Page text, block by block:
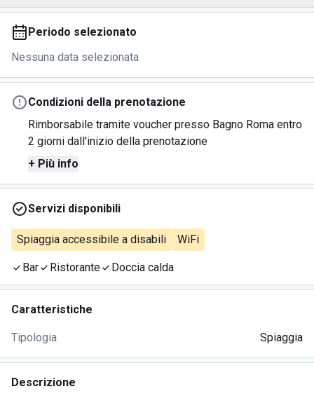
Periodo selezionato
Nessuna data selezionata
Condizioni della prenotazione
Rimborsabile tramite voucher presso Bagno Roma entro
2 giorni dall'inizio della prenotazione
+ Più info
Servizi disponibili
Spiaggia accessibile a disabili WiFi
Bar Ristorante Doccia calda
Caratteristiche
Tipologia Spiaggia
Descrizione